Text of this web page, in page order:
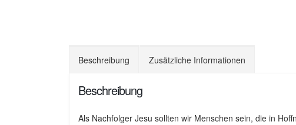
Beschreibung Zusätzliche Informationen
Beschreibung
Als Nachfolger Jesu sollten wir Menschen sein, die in